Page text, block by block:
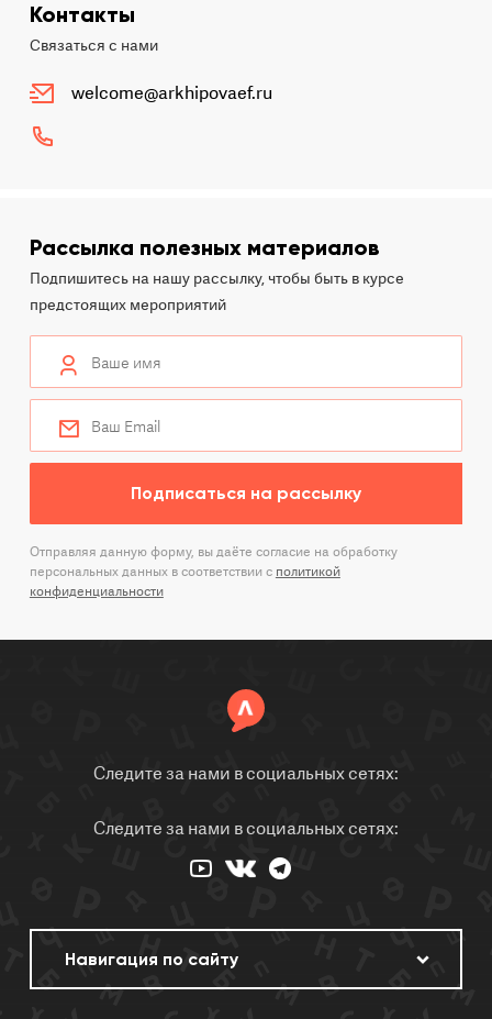
Контакты
Связаться с нами
welcome@arkhipovaef.ru
Рассылка полезных материалов
Подпишитесь на нашу рассылку, чтобы быть в курсе
предстоящих мероприятий
Подписаться на рассылку
Отправляя данную форму, вы даёте согласие на обработку
персональных данных в соответствии с политикой
конфиденциальности
Следите за нами в социальных сетях:
Следите за нами в социальных сетях: